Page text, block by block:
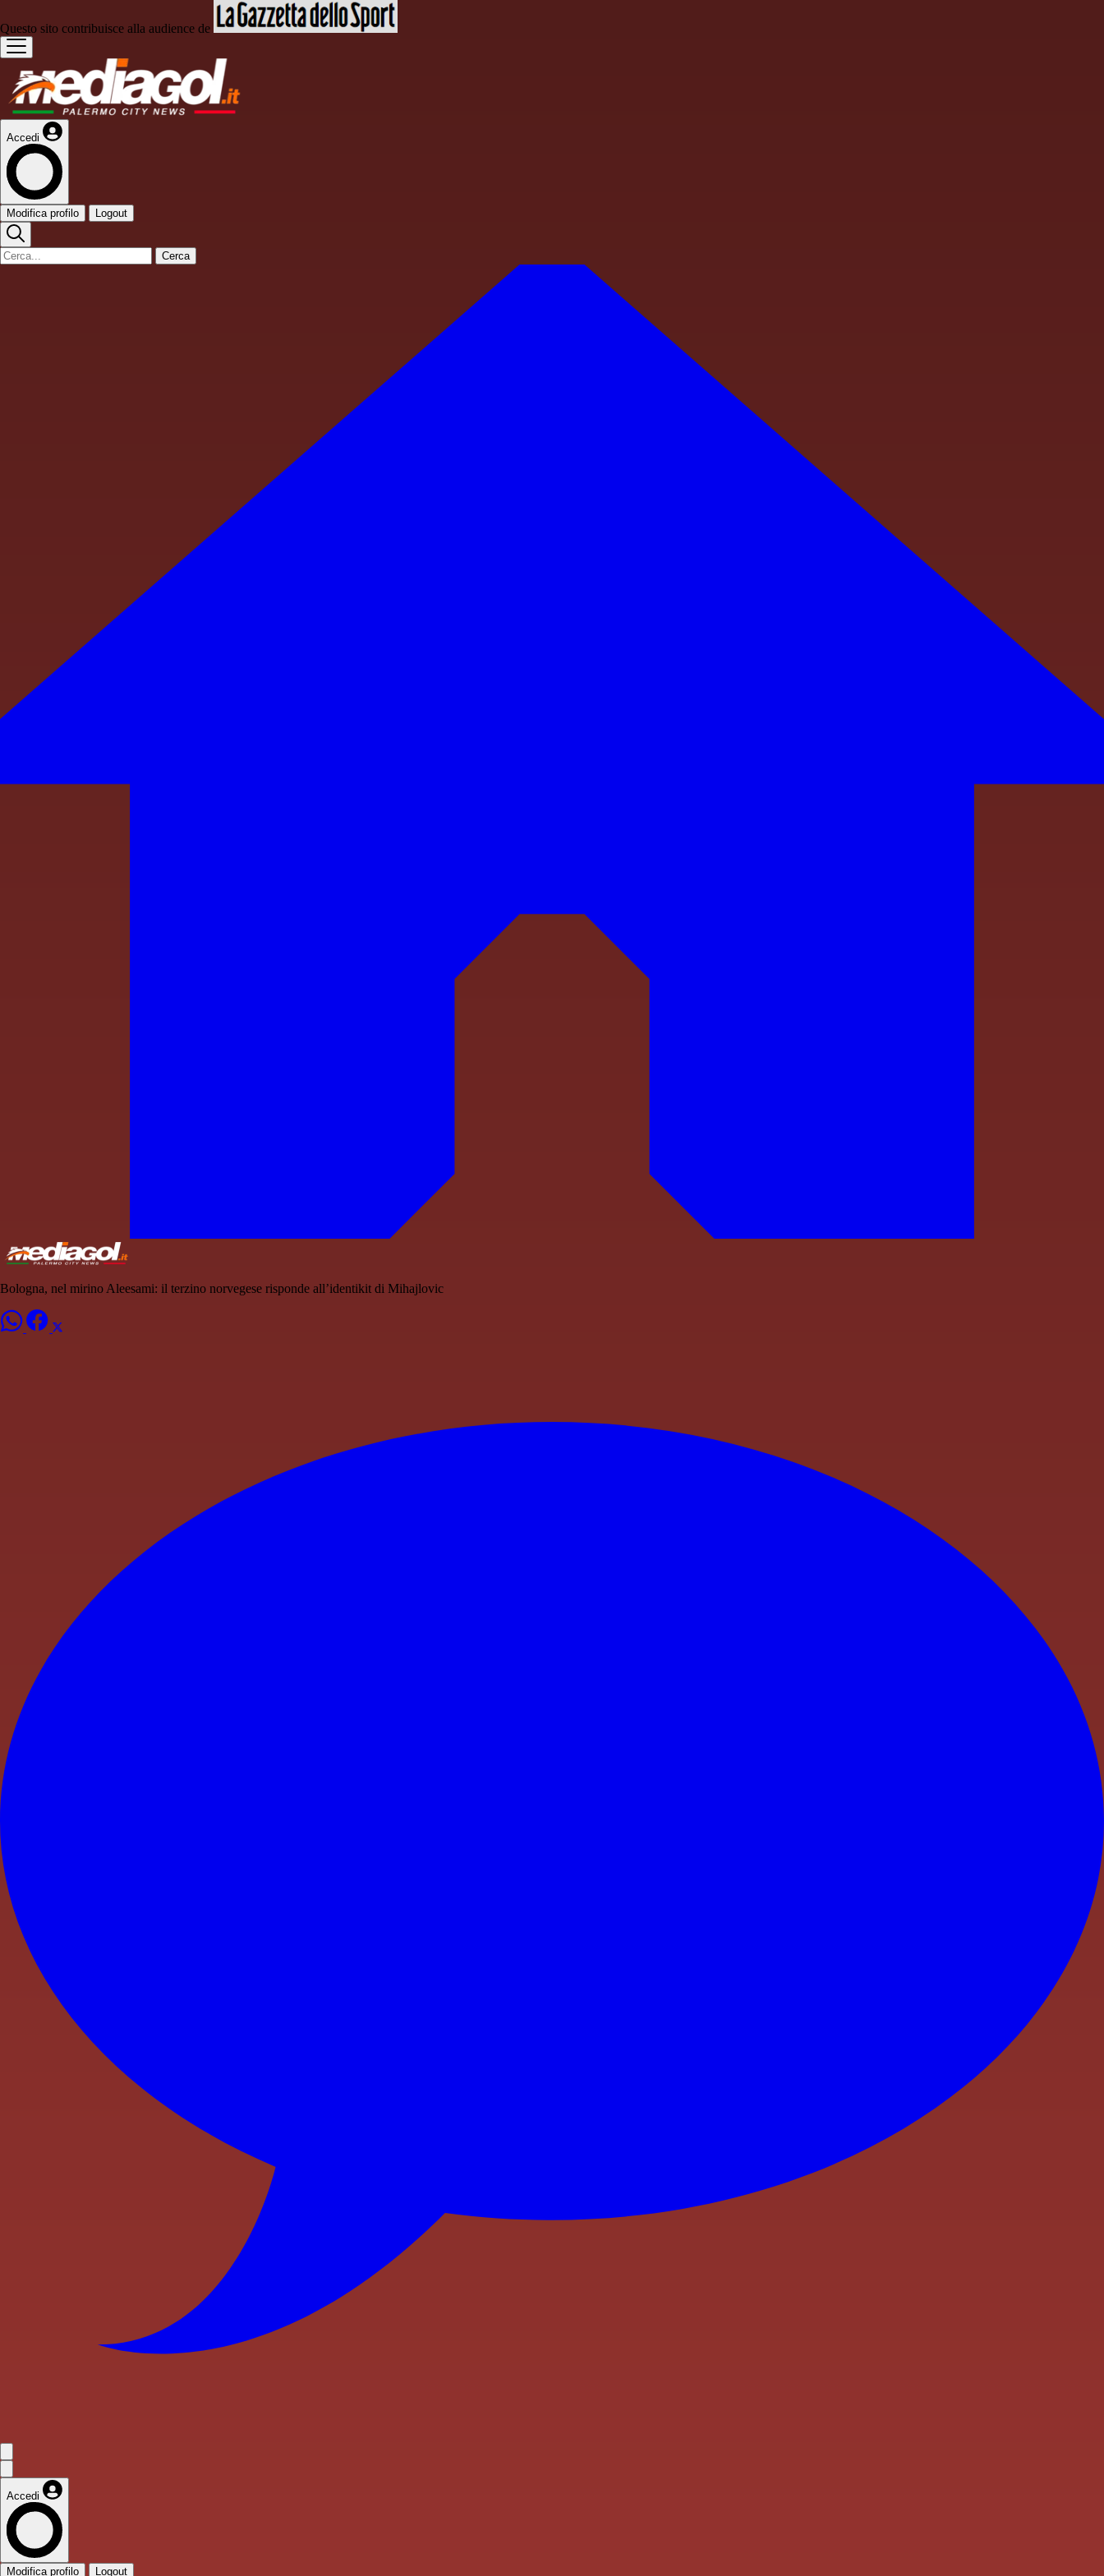
Questo sito contribuisce alla audience de
Accedi
Modifica profilo Logout
Cerca
Bologna, nel mirino Aleesami: il terzino norvegese risponde all’identikit di Mihajlovic
Accedi
Modifica profilo Logout